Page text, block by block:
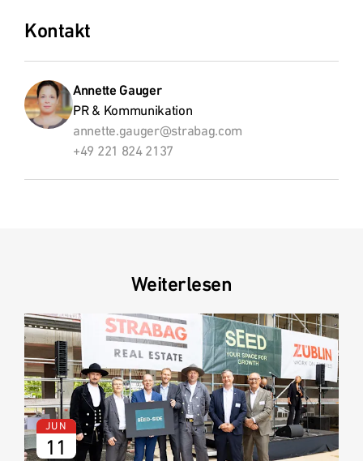
Kontakt
Annette Gauger
PR & Kommunikation
annette.gauger@strabag.com
+49 221 824 2137
Weiterlesen
JUN
11